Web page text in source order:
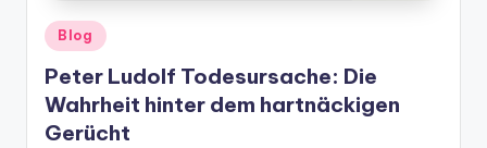
Posted
in
Blog
Peter Ludolf Todesursache: Die
Wahrheit hinter dem hartnäckigen
Gerücht